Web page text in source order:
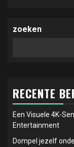
zoeken
RECENTE
Een Visuele 4K-
Entertainment
Dompel jezelf